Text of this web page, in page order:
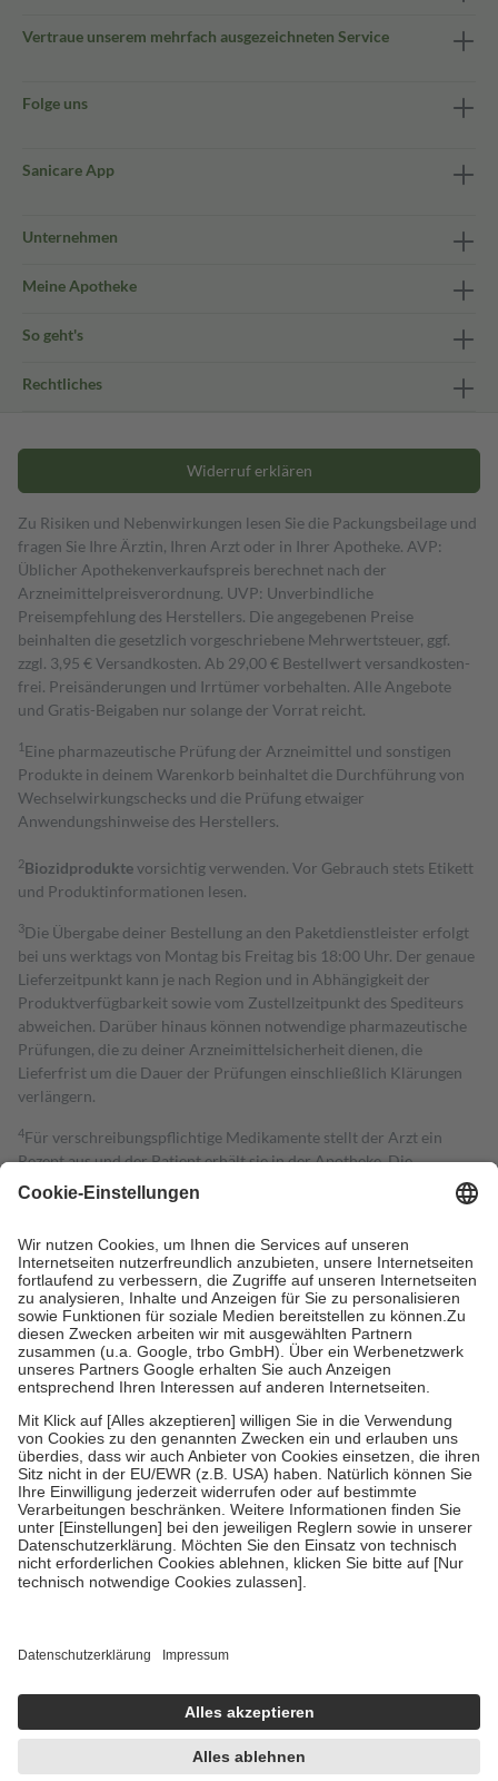
Vertraue unserem mehrfach ausgezeichneten Service
Folge uns
Sanicare App
Unternehmen
Meine Apotheke
So geht's
Rechtliches
Widerruf erklären
Zu Risiken und Nebenwirkungen lesen Sie die Packungsbeilage und
fragen Sie Ihre Ärztin, Ihren Arzt oder in Ihrer Apotheke. AVP:
Üblicher Apothekenverkaufspreis berechnet nach der
Arzneimittelpreisverordnung. UVP: Unverbindliche
Preisempfehlung des Herstellers. Die angegebenen Preise
beinhalten die gesetzlich vorgeschriebene Mehrwertsteuer, ggf.
zzgl. 3,95 € Versandkosten. Ab 29,00 € Bestell­wert versand­kosten­
frei. Preisänderungen und Irrtümer vorbehalten. Alle Angebote
und Gratis-Beigaben nur solange der Vorrat reicht.
1 Eine pharmazeutische Prüfung der Arzneimittel und sonstigen
Produkte in deinem Warenkorb beinhaltet die Durchführung von
Wechselwirkungschecks und die Prüfung etwaiger
Anwendungshinweise des Herstellers.
2Biozidproduktevorsichtig verwenden. Vor Gebrauch stets Etikett
und Produktinformationen lesen.
3Die Übergabe deiner Bestellung an den Paketdienstleister erfolgt
bei uns werktags von Montag bis Freitag bis 18:00 Uhr. Der genaue
Lieferzeitpunkt kann je nach Region und in Abhängigkeit der
Produktverfügbarkeit sowie vom Zustellzeitpunkt des Spediteurs
abweichen. Darüber hinaus können notwendige pharmazeutische
Prüfungen, die zu deiner Arzneimittelsicherheit dienen, die
Lieferfrist um die Dauer der Prüfungen einschließlich Klärungen
verlängern.
4Für verschreibungspflichtige Medikamente stellt der Arzt ein
Rezept aus und der Patient erhält sie in der Apotheke. Die
gesetzliche Krankenversicherung übernimmt in der Regel die
Kosten dafür, der Versicherte trägt einen Teil davon als Zuzahlung
Grundsätzlich leisten Mitglieder Zuzahlungen in Höhe von zehn
Prozent des Abgabepreises,mindestens jedochfünf Euround
höchstens zehn Euro.Es sind jedoch nie mehr als die tatsächlichen
Kosten der Leistung zu entrichten.
Diese Regeln gelten grundsätzlich auch für Online-Apotheken.
Bei Heilmitteln und häuslicher Krankenpflege beträgt die
Zuzahlung zehn Prozent der Kosten sowie zehn Euro je
Verordnung.
Um das Engagement der Versicherten für ihre eigene Gesundheit zu
stärken und die besondere Stellung der Familie zu unterstützen,
fallenkeine Zuzahlungenan bei:
• Kindern und Jugendlichen bis zum vollendeten 18. Lebensjahr
mit Ausnahme der Fahrkosten
• Untersuchungen zur Vorsorge und Früherkennung, die von der
GKV getragen werden
Einholung von Bewertungen. Trusted Shops hat Maßnahmen
getroffen, um sicherzustellen, dass es sich um echte Bewertungen
handelt. Mehr Informationen findest du hier:
https://help.etrusted.com/hc/de/articles/4419944605341